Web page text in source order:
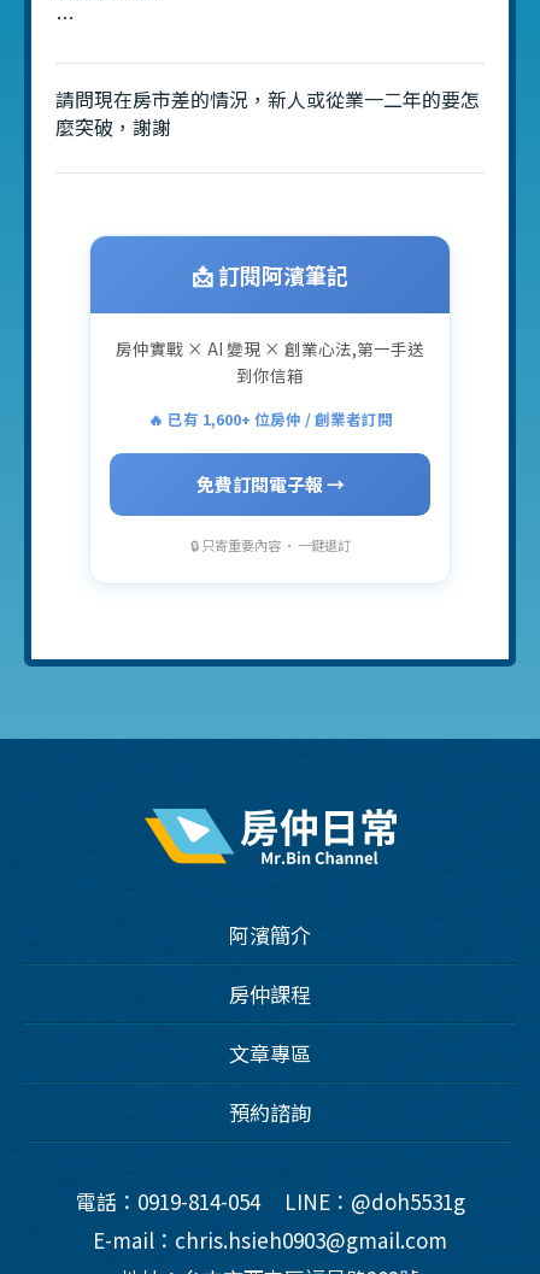
請問現在房市差的情況，新人或從業一二年的要怎
麼突破，謝謝
📩 訂閱阿濱筆記
房仲實戰 × AI 變現 × 創業心法,第一手送
到你信箱
🔥 已有 1,600+ 位房仲 / 創業者訂閱
免費訂閱電子報 →
🔒 只寄重要內容 · 一鍵退訂
阿濱簡介
房仲課程
文章專區
預約諮詢
電話：0919-814-054
LINE：@doh5531g
E-mail：chris.hsieh0903@gmail.com